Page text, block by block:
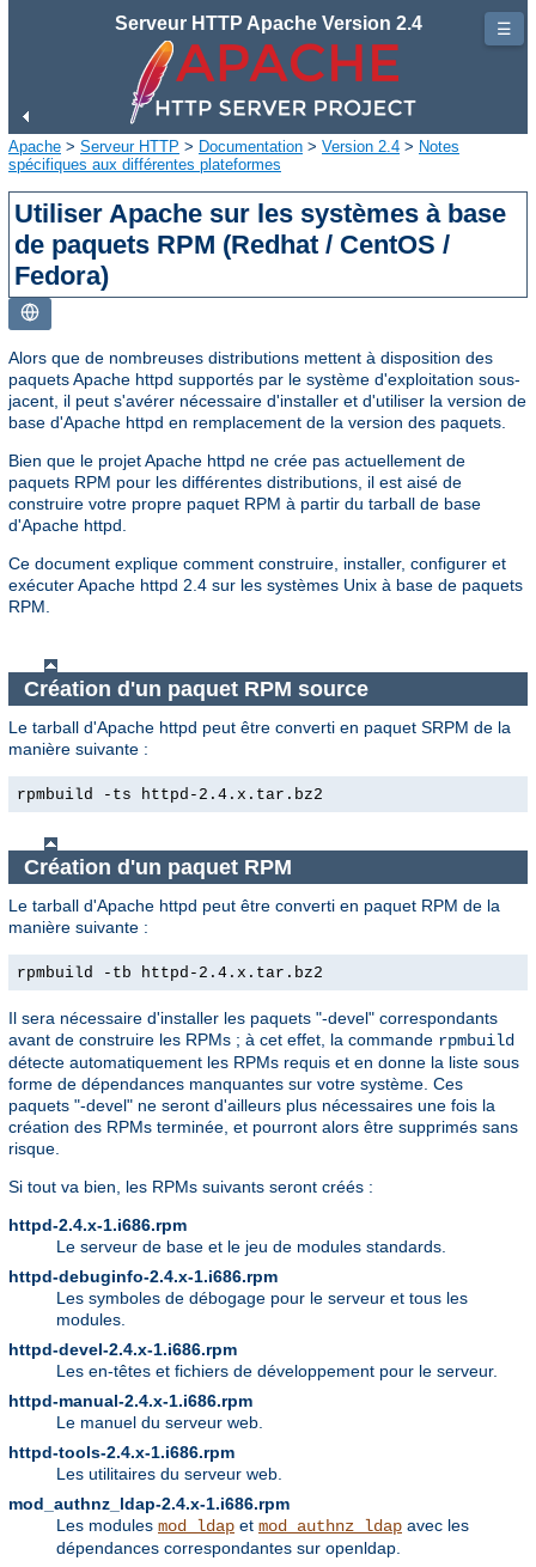
Serveur HTTP Apache Version 2.4
Apache > Serveur HTTP > Documentation > Version 2.4 > Notes
spécifiques aux différentes plateformes
Utiliser Apache sur les systèmes à base
de paquets RPM (Redhat / CentOS /
Fedora)
Alors que de nombreuses distributions mettent à disposition des
paquets Apache httpd supportés par le système d'exploitation sous-
jacent, il peut s'avérer nécessaire d'installer et d'utiliser la version de
base d'Apache httpd en remplacement de la version des paquets.
Bien que le projet Apache httpd ne crée pas actuellement de
paquets RPM pour les différentes distributions, il est aisé de
construire votre propre paquet RPM à partir du tarball de base
d'Apache httpd.
Ce document explique comment construire, installer, configurer et
exécuter Apache httpd 2.4 sur les systèmes Unix à base de paquets
RPM.
Création d'un paquet RPM source
Le tarball d'Apache httpd peut être converti en paquet SRPM de la
manière suivante :
rpmbuild -ts httpd-2.4.x.tar.bz2
Création d'un paquet RPM
Le tarball d'Apache httpd peut être converti en paquet RPM de la
manière suivante :
rpmbuild -tb httpd-2.4.x.tar.bz2
Il sera nécessaire d'installer les paquets "-devel" correspondants
avant de construire les RPMs ; à cet effet, la commande rpmbuild
détecte automatiquement les RPMs requis et en donne la liste sous
forme de dépendances manquantes sur votre système. Ces
paquets "-devel" ne seront d'ailleurs plus nécessaires une fois la
création des RPMs terminée, et pourront alors être supprimés sans
risque.
Si tout va bien, les RPMs suivants seront créés :
httpd-2.4.x-1.i686.rpm
Le serveur de base et le jeu de modules standards.
httpd-debuginfo-2.4.x-1.i686.rpm
Les symboles de débogage pour le serveur et tous les
modules.
httpd-devel-2.4.x-1.i686.rpm
Les en-têtes et fichiers de développement pour le serveur.
httpd-manual-2.4.x-1.i686.rpm
Le manuel du serveur web.
httpd-tools-2.4.x-1.i686.rpm
Les utilitaires du serveur web.
mod_authnz_ldap-2.4.x-1.i686.rpm
Les modules mod_ldap et mod_authnz_ldap avec les
dépendances correspondantes sur openldap.
☰